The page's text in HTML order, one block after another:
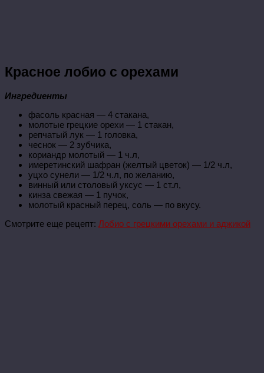
Красное лобио с орехами
Ингредиенты
фасоль красная — 4 стакана,
молотые грецкие орехи — 1 стакан,
репчатый лук — 1 головка,
чеснок — 2 зубчика,
кориандр молотый — 1 ч.л,
имеретинский шафран (желтый цветок) — 1/2 ч.л,
уцхо сунели — 1/2 ч.л, по желанию,
винный или столовый уксус — 1 ст.л,
кинза свежая — 1 пучок,
молотый красный перец, соль — по вкусу.
Смотрите еще рецепт: Лобио с грецкими орехами и аджикой